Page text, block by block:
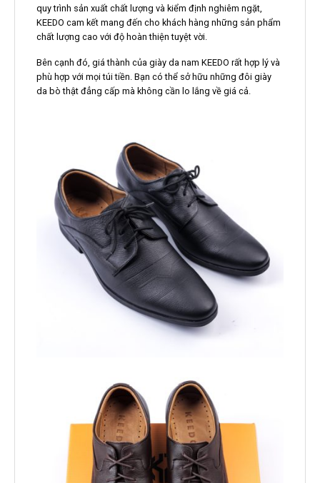
quy trình sản xuất chất lượng và kiểm định nghiêm ngặt,
KEEDO cam kết mang đến cho khách hàng những sản phẩm
chất lượng cao với độ hoàn thiện tuyệt vời.
Bên cạnh đó, giá thành của giày da nam KEEDO rất hợp lý và
phù hợp với mọi túi tiền. Bạn có thể sở hữu những đôi giày
da bò thật đẳng cấp mà không cần lo lắng về giá cả.